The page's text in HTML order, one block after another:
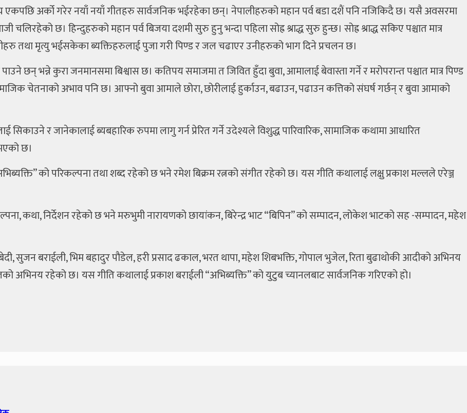
अर्को गरेर नयाँ नयाँ गीतहरु सार्वजनिक भईरहेका छन्। नेपालीहरुको महान पर्व बडा दशैं पनि नजिकिदै छ। यसै अवसरमा
छ। हिन्दुहरुको महान पर्व बिजया दशमी सुरु हुनु भन्दा पहिला सोह्र श्राद्ध सुरु हुन्छ। सोह्र श्राद्ध सकिए पश्चात मात्र
तथा मृत्यु भईसकेका ब्यक्तिहरुलाई पुजा गरी पिण्ड र जल चढाएर उनीहरुको भाग दिने प्रचलन छ।
छन् भन्ने कुरा जनमानसमा बिश्वास छ। कतिपय समाजमा त जिवित हुँदा बुवा, आमालाई बेवास्ता गर्ने र मरोपरान्त पश्चात मात्र पिण्ड
चेतनाको अभाव पनि छ। आफ्नो बुवा आमाले छोरा, छोरीलाई हुर्काउन, बढाउन, पढाउन कत्तिको संघर्ष गर्छन् र बुवा आमाको
र जानेकालाई ब्यबहारिक रुपमा लागु गर्न प्रेरित गर्ने उदेश्यले विशुद्ध पारिवारिक, सामाजिक कथामा आधारित
छ।
को परिकल्पना तथा शब्द रहेको छ भने रमेश बिक्रम रत्नको संगीत रहेको छ। यस गीति कथालाई लक्षु प्रकाश मल्लले एरेञ्ज
कथा, निर्देशन रहेको छ भने मरुभुमी नारायणको छायांकन, बिरेन्द्र भाट “बिपिन” को सम्पादन, लोकेश भाटको सह -सम्पादन, महेश
सुजन बराईली, भिम बहादुर पौडेल, हरी प्रसाद ढकाल, भरत थापा, महेश शिबभक्ति, गोपाल भुजेल, रिता बुढाथोकी आदीको अभिनय
रहेको छ। यस गीति कथालाई प्रकाश बराईली “अभिब्यक्ति” को युटुब च्यानलबाट सार्वजनिक गरिएको हो।